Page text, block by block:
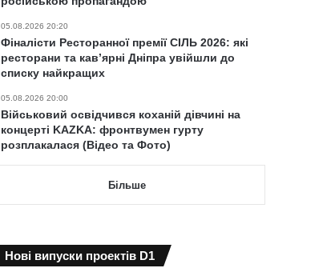
05.08.2026 20:20
Фіналісти Ресторанної премії СІЛЬ 2026: які
ресторани та кав’ярні Дніпра увійшли до
списку найкращих
05.08.2026 20:00
Військовий освідчився коханій дівчині на
концерті KAZKA: фронтвумен гурту
розплакалася (Відео та Фото)
Більше
Нові випуски проектів D1